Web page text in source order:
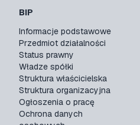
BIP
Informacje podstawowe
Przedmiot działalności
Status prawny
Władze spółki
Struktura właścicielska
Struktura organizacyjna
Ogłoszenia o pracę
Ochrona danych